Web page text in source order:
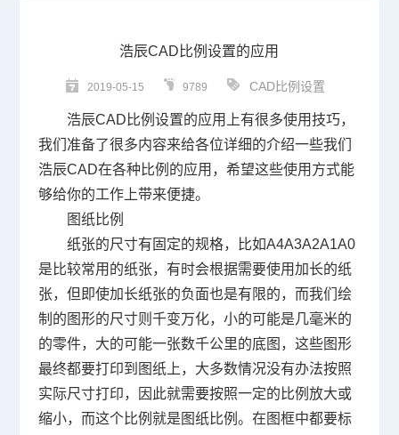
浩辰CAD比例设置的应用
2019-05-15 9789 CAD比例设置
浩辰CAD 比例设置的应用上有很多使用技巧，
我们准备了很多内容来给各位详细的介绍一些我们
浩辰CAD在各种比例的应用，希望这些使用方式能
够给你的工作上带来便捷。
图纸比例
纸张的尺寸有固定的规格，比如A4A3A2A1A0
是比较常用的纸张，有时会根据需要使用加长的纸
张，但即使加长纸张的负面也是有限的，而我们绘
制的图形的尺寸则千变万化，小的可能是几毫米的
的零件，大的可能一张数千公里的底图，这些图形
最终都要打印到图纸上，大多数情况没有办法按照
实际尺寸打印，因此就需要按照一定的比例放大或
缩小，而这个比例就是图纸比例。在图框中都要标